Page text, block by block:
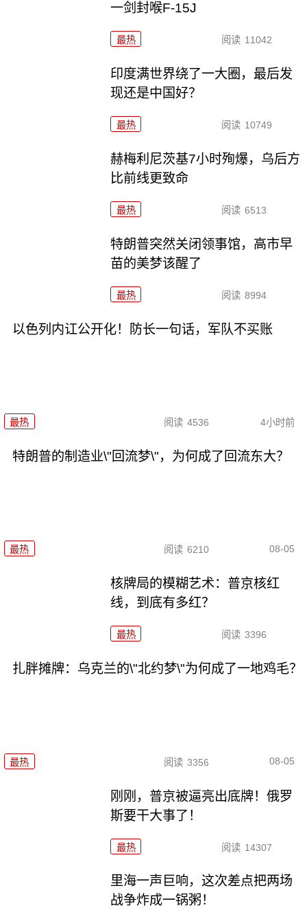
一剑封喉F-15J
最热 阅读 11042
印度满世界绕了一大圈，最后发
现还是中国好？
最热 阅读 10749
赫梅利尼茨基7小时殉爆，乌后方
比前线更致命
最热 阅读 6513
特朗普突然关闭领事馆，高市早
苗的美梦该醒了
最热 阅读 8994
以色列内讧公开化！防长一句话，军队不买账
最热 阅读 4536 4小时前
特朗普的制造业\"回流梦\"，为何成了回流东大？
最热 阅读 6210 08-05
核牌局的模糊艺术：普京核红
线，到底有多红？
最热 阅读 3396
扎胖摊牌：乌克兰的\"北约梦\"为何成了一地鸡毛？
最热 阅读 3356 08-05
刚刚，普京被逼亮出底牌！俄罗
斯要干大事了！
最热 阅读 14307
里海一声巨响，这次差点把两场
战争炸成一锅粥！